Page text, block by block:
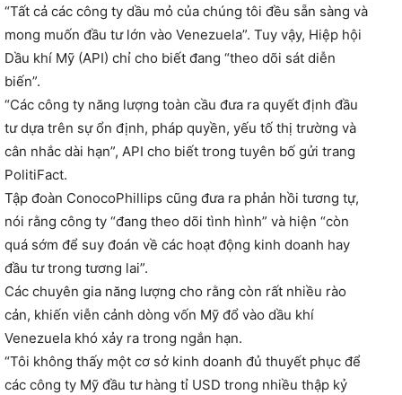
“Tất cả các công ty dầu mỏ của chúng tôi đều sẵn sàng và
mong muốn đầu tư lớn vào Venezuela”. Tuy vậy, Hiệp hội
Dầu khí Mỹ (API) chỉ cho biết đang “theo dõi sát diễn
biến”.
“Các công ty năng lượng toàn cầu đưa ra quyết định đầu
tư dựa trên sự ổn định, pháp quyền, yếu tố thị trường và
cân nhắc dài hạn”, API cho biết trong tuyên bố gửi trang
PolitiFact.
Tập đoàn ConocoPhillips cũng đưa ra phản hồi tương tự,
nói rằng công ty “đang theo dõi tình hình” và hiện “còn
quá sớm để suy đoán về các hoạt động kinh doanh hay
đầu tư trong tương lai”.
Các chuyên gia năng lượng cho rằng còn rất nhiều rào
cản, khiến viễn cảnh dòng vốn Mỹ đổ vào dầu khí
Venezuela khó xảy ra trong ngắn hạn.
“Tôi không thấy một cơ sở kinh doanh đủ thuyết phục để
các công ty Mỹ đầu tư hàng tỉ USD trong nhiều thập kỷ